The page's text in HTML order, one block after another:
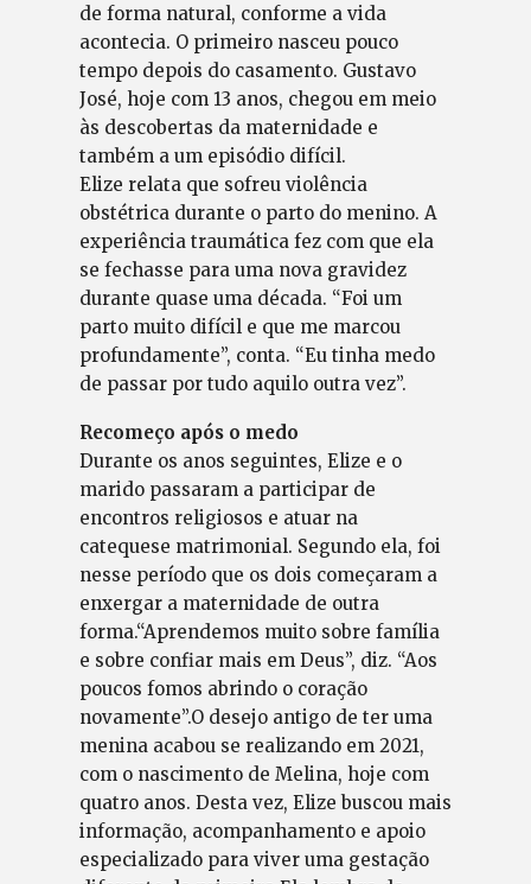
de forma natural, conforme a vida
acontecia. O primeiro nasceu pouco
tempo depois do casamento. Gustavo
José, hoje com 13 anos, chegou em meio
às descobertas da maternidade e
também a um episódio difícil.
Elize relata que sofreu violência
obstétrica durante o parto do menino. A
experiência traumática fez com que ela
se fechasse para uma nova gravidez
durante quase uma década. “Foi um
parto muito difícil e que me marcou
profundamente”, conta. “Eu tinha medo
de passar por tudo aquilo outra vez”.
Recomeço após o medo
Durante os anos seguintes, Elize e o
marido passaram a participar de
encontros religiosos e atuar na
catequese matrimonial. Segundo ela, foi
nesse período que os dois começaram a
enxergar a maternidade de outra
forma.“Aprendemos muito sobre família
e sobre confiar mais em Deus”, diz. “Aos
poucos fomos abrindo o coração
novamente”.O desejo antigo de ter uma
menina acabou se realizando em 2021,
com o nascimento de Melina, hoje com
quatro anos. Desta vez, Elize buscou mais
informação, acompanhamento e apoio
especializado para viver uma gestação